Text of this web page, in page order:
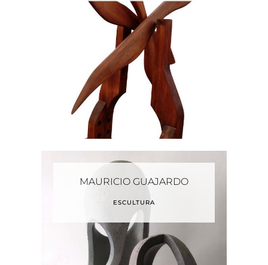
MAURICIO GUAJARDO
ESCULTURA